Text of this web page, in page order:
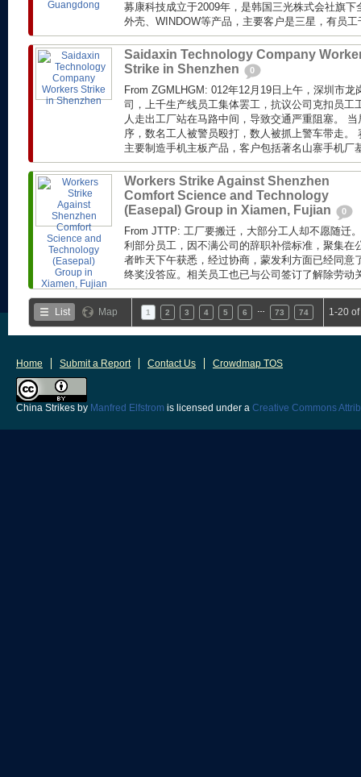
募康科技成立于2009年，是韩国三光株式会社旗
外壳、WINDOW等产品，主要客户是三星，有员工
Saidaxin Technology Company
Strike in Shenzhen
0
From ZGMLHGM: 012年12月19日上午，深圳市龙
司，上千生产线员工集体罢工，抗议公司克扣员工
人走出工厂站在马路中间，导致交通严重阻塞。
序，数名工人被警员殴打，数人被抓上警车带走。
主要制造手机主板产品，客户包括著名山寨手机厂
Workers Strike Against Shenzhen
Comfort Science and Technology
(Easepal) Group in Xiamen, Fujian
0
From JTTP: 工厂要搬迁，大部分工人却不愿随迁
利部分员工，因不满公司的辞职补偿标准，聚集在
者昨天下午获悉，经过协商，蒙发利方面已经同意
终奖没答应。相关员工也已与公司签订了解除劳动
List Map 1 2 3 4 5 6 73 74 1-20
Home Submit a Report Contact Us Crowdmap TOS
China Strikes by Manfred Elfstrom is licensed under a Creative Commons